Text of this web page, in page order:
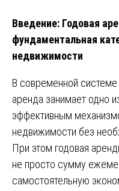
Введение: Годовая
фундаментальная
недвижимости
В современной
аренда занимает одно
эффективным
недвижимости без
При этом годовая
не просто сумму
самостоятельную